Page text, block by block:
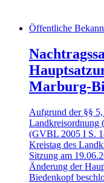
Öffentliche
Marburg-
Aufgrund der §§ 5,
Landkreisordnung
(GVBL 2005 I S.
Kreistag des
Sitzung am
Änderung der
Biedenkopf